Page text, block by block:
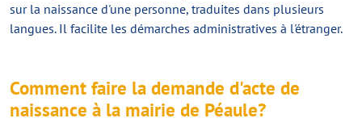
sur la naissance d'une personne, traduites dans plusieurs
langues. Il facilite les démarches administratives à l'étranger.
Comment faire la demande d'acte de
naissance à la mairie de Péaule?